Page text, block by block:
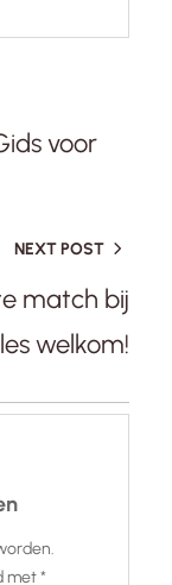
voor
NEXT POST
match bij
welkom!
met*